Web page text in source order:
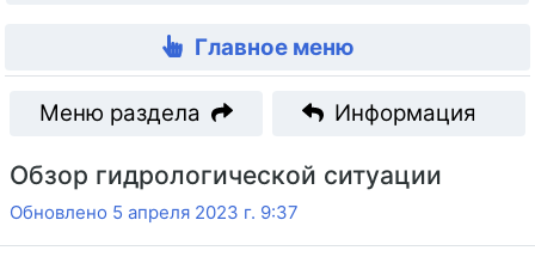
Главное меню
Меню раздела Информация
Обзор гидрологической ситуации
Обновлено 5 апреля 2023 г. 9:37